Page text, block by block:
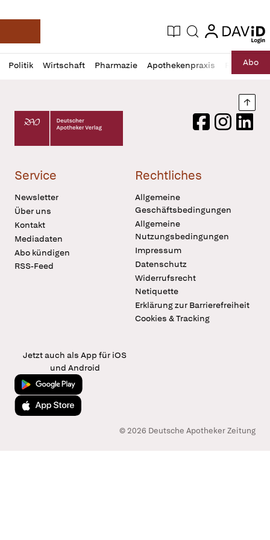
Deutsche Apotheker Zeitung
Aktuelle Ausgabe
Suche login
login
Politik Wirtschaft Pharmazie Apothekenpraxis RechtAbo
Profil
öffnen
Daz
Pur
Deutscher Apotheker Verlag Logo
FacebookInstagram
Service
Newsletter
Über uns
Kontakt
Mediadaten
Abo kündigen
RSS-Feed
Rechtliches
Allgemeine
Geschäftsbedingungen
Allgemeine
Nutzungsbedingungen
Impressum
Datenschutz
Widerrufsrecht
Netiquette
Erklärung zur Barrierefreiheit
Cookies & Tracking
Jetzt auch als App für iOS
und Android
Jetzt bei Google Play
Laden im App Store
© 2026 Deutsche Apotheker Zeitung